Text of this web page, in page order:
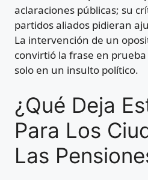
aclaraciones públicas; su
partidos aliados pidieran
La intervención de un
convirtió la frase en
solo en un insulto político.
¿Qué Deja
Para Los
Las